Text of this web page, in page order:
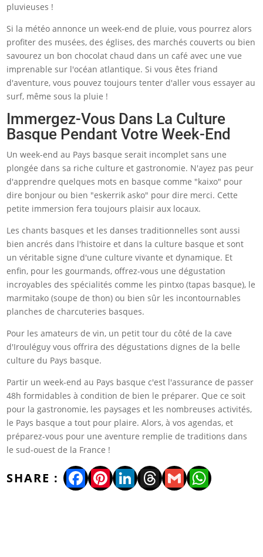
pluvieuses !
Si la météo annonce un week-end de pluie, vous pourrez alors
profiter des musées, des églises, des marchés couverts ou bien
savourez un bon chocolat chaud dans un café avec une vue
imprenable sur l'océan atlantique. Si vous êtes friand
d'aventure, vous pouvez toujours tenter d'aller vous essayer au
surf, même sous la pluie !
Immergez-Vous Dans La Culture
Basque Pendant Votre Week-End
Un week-end au Pays basque serait incomplet sans une
plongée dans sa riche culture et gastronomie. N'ayez pas peur
d'apprendre quelques mots en basque comme "kaixo" pour
dire bonjour ou bien "eskerrik asko" pour dire merci. Cette
petite immersion fera toujours plaisir aux locaux.
Les chants basques et les danses traditionnelles sont aussi
bien ancrés dans l'histoire et dans la culture basque et sont
un véritable signe d'une culture vivante et dynamique. Et
enfin, pour les gourmands, offrez-vous une dégustation
incroyables des spécialités comme les pintxo (tapas basque), le
marmitako (soupe de thon) ou bien sûr les incontournables
planches de charcuteries basques.
Pour les amateurs de vin, un petit tour du côté de la cave
d'Irouléguy vous offrira des dégustations dignes de la belle
culture du Pays basque.
Partir un week-end au Pays basque c'est l'assurance de passer
48h formidables à condition de bien le préparer. Que ce soit
pour la gastronomie, les paysages et les nombreuses activités,
le Pays basque a tout pour plaire. Alors, à vos agendas, et
préparez-vous pour une aventure remplie de traditions dans
le sud-ouest de la France !
Facebook
Pinterest
LinkedIn
Threads
Gmail